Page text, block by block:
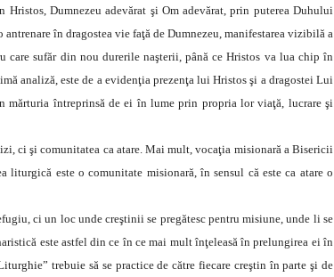
Dumnezeu adevărat şi Om adevărat, prin puterea Duhului
în dragostea vie faţă de Dumnezeu, manifestarea vizibilă a
sufăr din nou durerile naşterii, până ce Hristos va lua chip în
analiză, este de a evidenţia prezenţa lui Hristos şi a dragostei Lui
întreprinsă de ei în lume prin propria lor viaţă, lucrare şi
ci şi comunitatea ca atare. Mai mult, vocaţia misionară a Bisericii
este o comunitate misionară, în sensul că este ca atare o
ci un loc unde creştinii se pregătesc pentru misiune, unde li se
este astfel din ce în ce mai mult înţeleasă în prelungirea ei în
trebuie să se practice de către fiecare creştin în parte şi de